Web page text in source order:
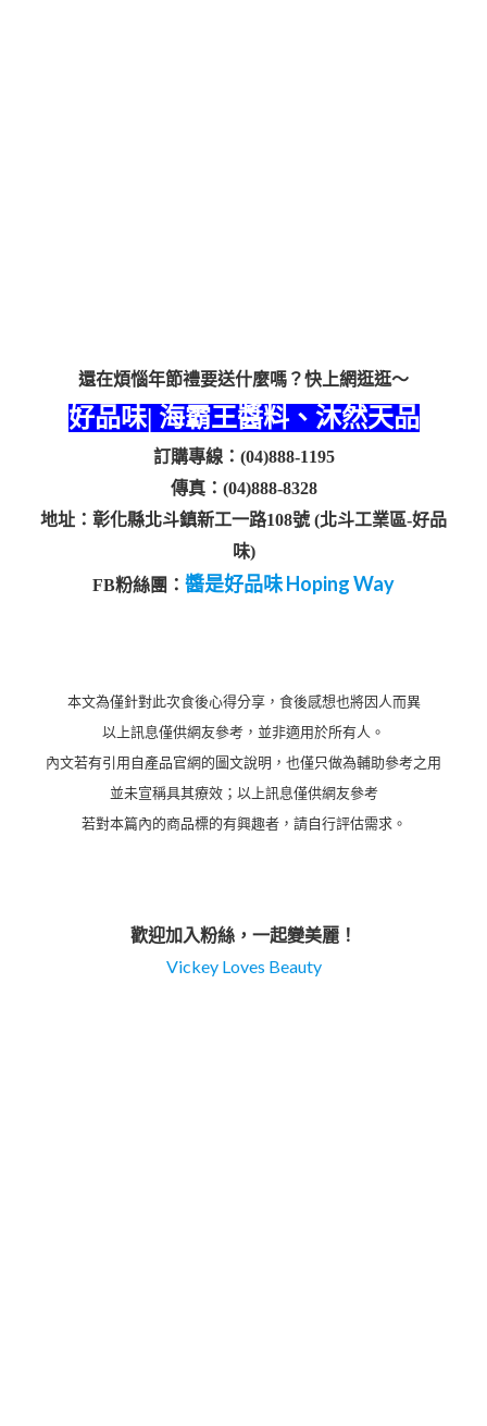
還在煩惱年節禮要送什麼嗎？快上網逛逛～
好品味| 海霸王醬料、沐然天品
訂購專線：(04)888-1195
傳真：(04)888-8328
地址：彰化縣北斗鎮新工一路108號 (北斗工業區-好品
味)
FB粉絲團： 醬是好品味 Hoping Way
本文為僅針對此次食後心得分享，食後感想也將因人而異
以上訊息僅供網友參考，並非適用於所有人。
內文若有引用自產品官網的圖文說明，也僅只做為輔助參考之用
並未宣稱具其療效；以上訊息僅供網友參考
若對本篇內的商品標的有興趣者，請自行評估需求。
歡迎加入粉絲，一起變美麗！
Vickey Loves Beauty